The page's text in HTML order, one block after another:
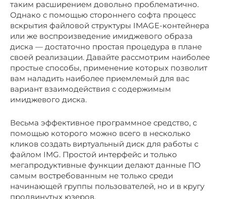
таким расширением довольно проблематично.
Однако с помощью стороннего софта процесс
вскрытия файловой структуры IMAGE-контейнера
или же воспроизведение имиджевого образа
диска — достаточно простая процедура в плане
своей реализации. Давайте рассмотрим наиболее
простые способы, применение которых позволит
вам наладить наиболее приемлемый для вас
вариант взаимодействия с содержимым
имиджевого диска.
Весьма эффективное программное средство, с
помощью которого можно всего в несколько
кликов создать виртуальный диск для работы с
файлом IMG. Простой интерфейс и только
мегапродуктивные функции делают данные ПО
самым востребованным не только среди
начинающей группы пользователей, но и в кругу
продвинутых юзеров.